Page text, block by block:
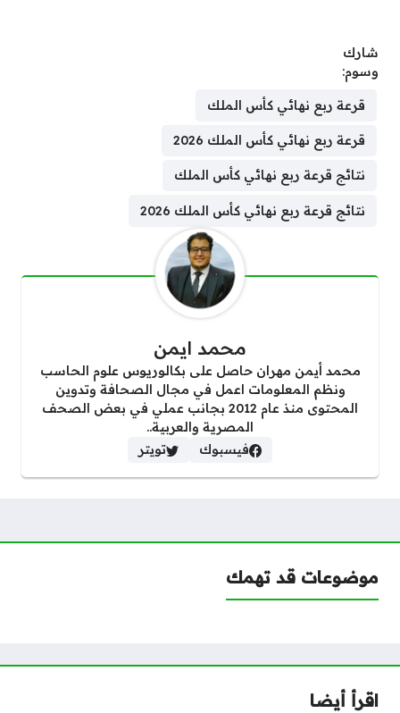
شارك
وسوم:
قرعة ربع نهائي كأس الملك
قرعة ربع نهائي كأس الملك 2026
نتائج قرعة ربع نهائي كأس الملك
نتائج قرعة ربع نهائي كأس الملك 2026
محمد ايمن
محمد أيمن مهران حاصل على بكالوريوس علوم الحاسب
ونظم المعلومات اعمل في مجال الصحافة وتدوين
المحتوى منذ عام 2012 بجانب عملي في بعض الصحف
المصرية والعربية..
فيسبوك
تويتر
موضوعات قد تهمك
اقرأ أيضا